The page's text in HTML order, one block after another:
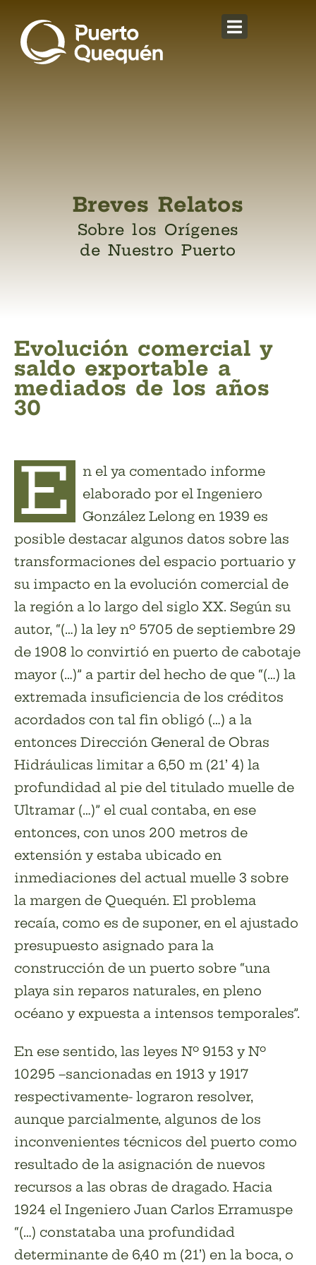
Breves Relatos
Sobre los Orígenes
de Nuestro Puerto
Evolución comercial y
saldo exportable a
mediados de los años
30
E
n el ya comentado informe
elaborado por el Ingeniero
González Lelong en 1939 es
posible destacar algunos datos sobre las
transformaciones del espacio portuario y
su impacto en la evolución comercial de
la región a lo largo del siglo XX. Según su
autor, “(…) la ley nº 5705 de septiembre 29
de 1908 lo convirtió en puerto de cabotaje
mayor (…)” a partir del hecho de que “(…) la
extremada insuficiencia de los créditos
acordados con tal fin obligó (…) a la
entonces Dirección General de Obras
Hidráulicas limitar a 6,50 m (21’ 4) la
profundidad al pie del titulado muelle de
Ultramar (…)” el cual contaba, en ese
entonces, con unos 200 metros de
extensión y estaba ubicado en
inmediaciones del actual muelle 3 sobre
la margen de Quequén. El problema
recaía, como es de suponer, en el ajustado
presupuesto asignado para la
construcción de un puerto sobre “una
playa sin reparos naturales, en pleno
océano y expuesta a intensos temporales”.
En ese sentido, las leyes Nº 9153 y Nº
10295 –sancionadas en 1913 y 1917
respectivamente- lograron resolver,
aunque parcialmente, algunos de los
inconvenientes técnicos del puerto como
resultado de la asignación de nuevos
recursos a las obras de dragado. Hacia
1924 el Ingeniero Juan Carlos Erramuspe
“(…) constataba una profundidad
determinante de 6,40 m (21’) en la boca, o